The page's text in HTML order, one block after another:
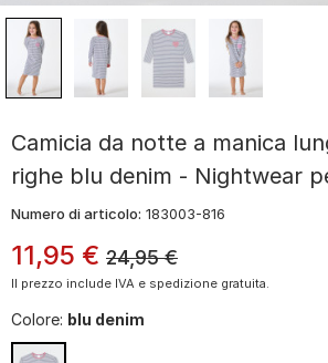
Camicia da notte a manica
righe blu denim - Nightwear
Numero di articolo: 183003-816
11,95 € 24,95 €
Il prezzo include IVA e spedizione gratuita.
Colore: blu denim